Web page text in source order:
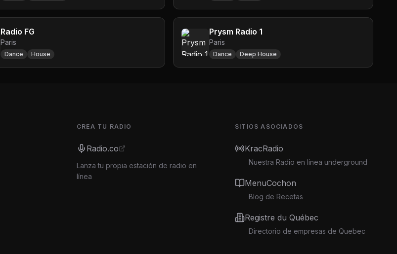
Radio FG
Paris
Dance House
Prysm Radio 1
Paris
Dance Deep House
CREA TU RADIO
Radio.co
Lanza tu propia estación de radio en
línea
SITIOS ASOCIADOS
KracRadio
Nuestra Radio en línea underground
MenuCochon
Blog de Recetas
Registre du Québec
Directorio de empresas de Quebec